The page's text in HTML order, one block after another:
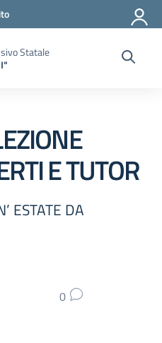
Statale
E TUTOR
ESTATE DA
0